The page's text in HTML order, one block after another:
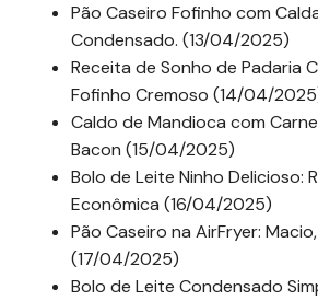
Pão Caseiro Fofinho com
Condensado. (13/04/2025)
Receita de Sonho de Padaria
Fofinho Cremoso (14/04/
Caldo de Mandioca com
Bacon (15/04/2025)
Bolo de Leite Ninho Delicioso:
Econômica (16/04/2025)
Pão Caseiro na AirFryer:
(17/04/2025)
Bolo de Leite Condensado